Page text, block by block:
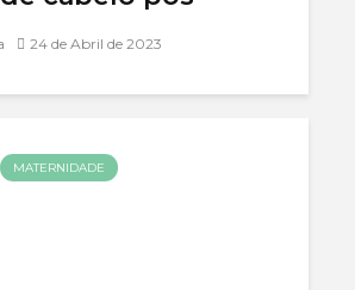
24 de Abril de 2023
MATERNIDADE